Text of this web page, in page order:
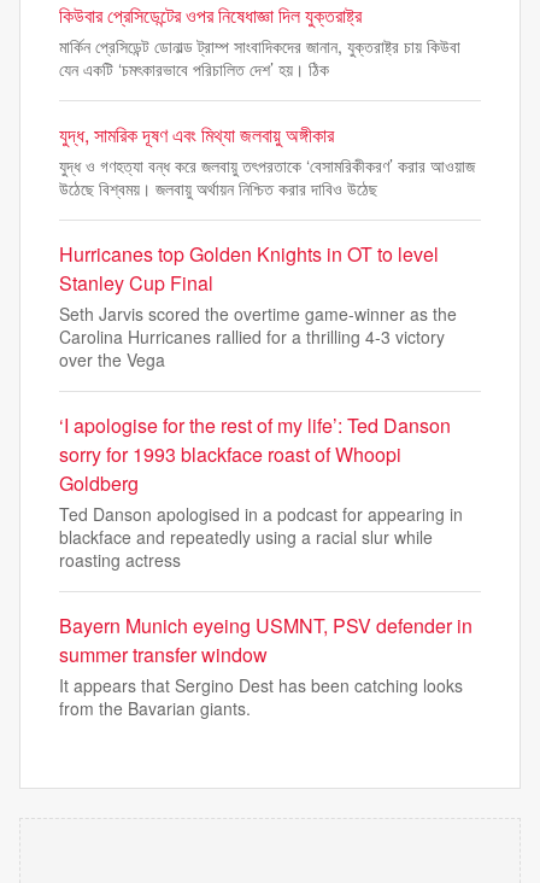
কিউবার প্রেসিডেন্টের ওপর নিষেধাজ্ঞা দিল যুক্তরাষ্ট্র
মার্কিন প্রেসিডেন্ট ডোনাল্ড ট্রাম্প সাংবাদিকদের জানান, যুক্তরাষ্ট্র চায় কিউবা
যেন একটি ‘চমৎকারভাবে পরিচালিত দেশ’ হয়। ঠিক
যুদ্ধ, সামরিক দূষণ এবং মিথ্যা জলবায়ু অঙ্গীকার
যুদ্ধ ও গণহত্যা বন্ধ করে জলবায়ু তৎপরতাকে ‘বেসামরিকীকরণ’ করার আওয়াজ
উঠেছে বিশ্বময়। জলবায়ু অর্থায়ন নিশ্চিত করার দাবিও উঠেছ
Hurricanes top Golden Knights in OT to level
Stanley Cup Final
Seth Jarvis scored the overtime game-winner as the
Carolina Hurricanes rallied for a thrilling 4-3 victory
over the Vega
‘I apologise for the rest of my life’: Ted Danson
sorry for 1993 blackface roast of Whoopi
Goldberg
Ted Danson apologised in a podcast for appearing in
blackface and repeatedly using a racial slur while
roasting actress
Bayern Munich eyeing USMNT, PSV defender in
summer transfer window
It appears that Sergino Dest has been catching looks
from the Bavarian giants.